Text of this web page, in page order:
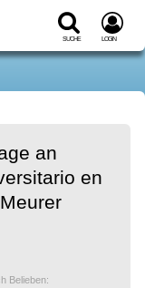
Suche Login
an
en
Belieben: